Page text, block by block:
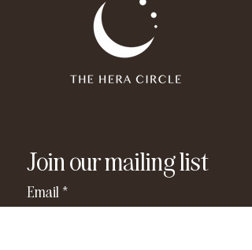
Join our mailing list
Email *